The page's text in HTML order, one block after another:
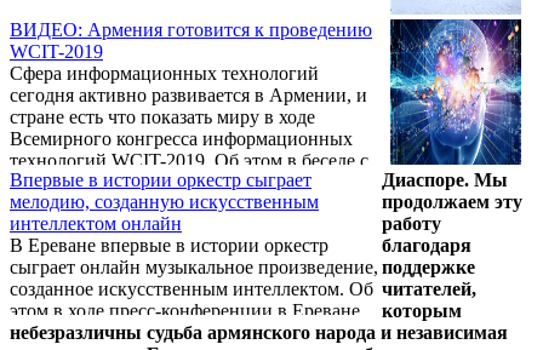
ВИДЕО: Армения готовится к проведению
WCIT-2019
Сфера информационных технологий
сегодня активно развивается в Армении, и
стране есть что показать миру в ходе
Всемирного конгресса информационных
технологий WCIT-2019. Об этом в беседе с
журналистами сообщил председатель Союза
компаний передовых технологий (UATE)
Александр Есаян.
Впервые в истории оркестр сыграет
мелодию, созданную искусственным
интеллектом онлайн
В Ереване впервые в истории оркестр
сыграет онлайн музыкальное произведение,
созданное искусственным интеллектом. Об
этом в ходе пресс-конференции в Ереване
17 августа заявил председатель Союза
Диаспоре. Мы
продолжаем эту
работу
благодаря
поддержке
читателей,
которым
небезразличны судьба армянского народа и независимая